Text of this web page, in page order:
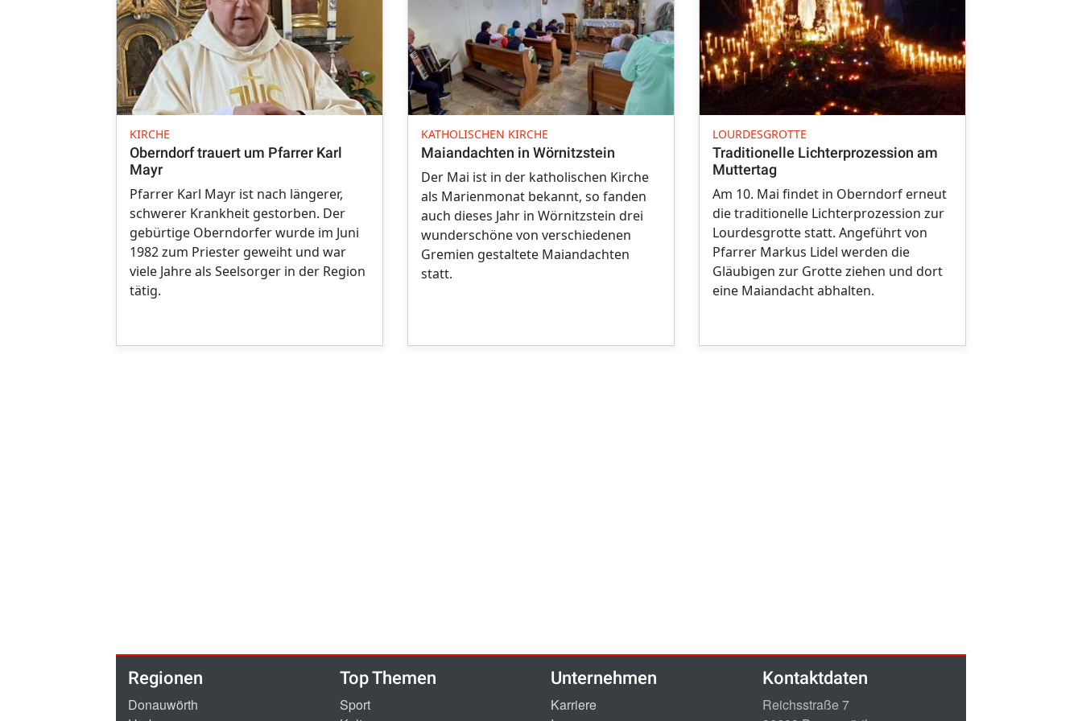
KIRCHE
Oberndorf trauert um Pfarrer Karl
Mayr
Pfarrer Karl Mayr ist nach längerer,
schwerer Krankheit gestorben. Der
gebürtige Oberndorfer wurde im Juni
1982 zum Priester geweiht und war
viele Jahre als Seelsorger in der Region
tätig.
KATHOLISCHEN KIRCHE
Maiandachten in Wörnitzstein
Der Mai ist in der katholischen Kirche
als Marienmonat bekannt, so fanden
auch dieses Jahr in Wörnitzstein drei
wunderschöne von verschiedenen
Gremien gestaltete Maiandachten
statt.
LOURDESGROTTE
Traditionelle Lichterprozession am
Muttertag
Am 10. Mai findet in Oberndorf erneut
die traditionelle Lichterprozession zur
Lourdesgrotte statt. Angeführt von
Pfarrer Markus Lidel werden die
Gläubigen zur Grotte ziehen und dort
eine Maiandacht abhalten.
Regionen
Donauwörth
Top Themen
Sport
Unternehmen
Karriere
Kontaktdaten
Reichsstraße 7